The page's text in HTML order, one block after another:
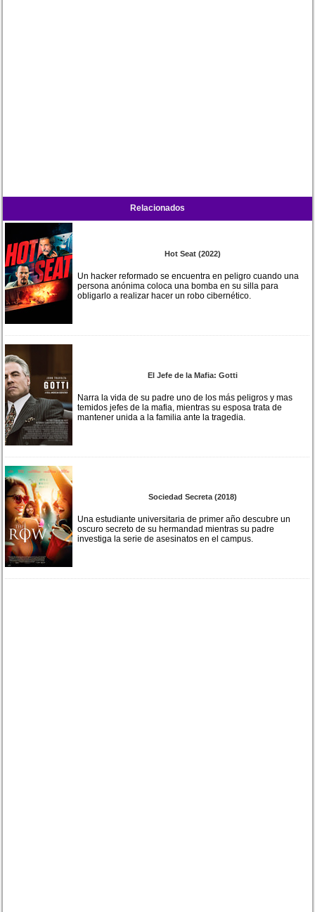
Relacionados
Hot Seat (2022)
Un hacker reformado se encuentra en peligro cuando una
persona anónima coloca una bomba en su silla para
obligarlo a realizar hacer un robo cibernético.
El Jefe de la Mafia: Gotti
Narra la vida de su padre uno de los más peligros y mas
temidos jefes de la mafia, mientras su esposa trata de
mantener unida a la familia ante la tragedia.
Sociedad Secreta (2018)
Una estudiante universitaria de primer año descubre un
oscuro secreto de su hermandad mientras su padre
investiga la serie de asesinatos en el campus.